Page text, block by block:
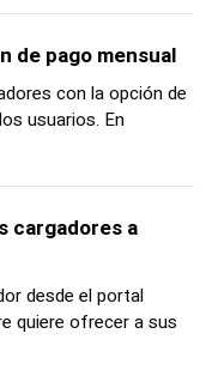
de pago mensual
con la opción de
usuarios. En
cargadores a
desde el portal
quiere ofrecer a sus